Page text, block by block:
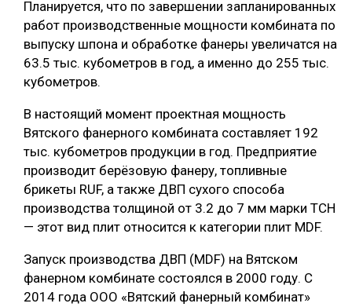
ЛЕСОПИЛЕНИЕ
ДЕРЕВЯННОЕ ДОМОСТРОЕНИЕ
БЕЗОПАСНОЕ ПРОИЗВОДСТВО
СОРТИРОВКА ДРЕВЕСИНЫ
СУШКА ДРЕВЕСИНЫ
МЕБЕЛЬНОЕ ПРОИЗВОДСТВО
Планируется, что по завершении запланированных
работ производственные мощности комбината по
выпуску шпона и обработке фанеры увеличатся на
63.5 тыс. кубометров в год, а именно до 255 тыс.
кубометров.
В настоящий момент проектная мощность
Вятского фанерного комбината составляет 192
тыс. кубометров продукции в год. Предприятие
производит берёзовую фанеру, топливные
брикеты RUF, а также ДВП сухого способа
производства толщиной от 3.2 до 7 мм марки ТСН
— этот вид плит относится к категории плит MDF.
Запуск производства ДВП (MDF) на Вятском
фанерном комбинате состоялся в 2000 году. С
2014 года ООО «Вятский фанерный комбинат»